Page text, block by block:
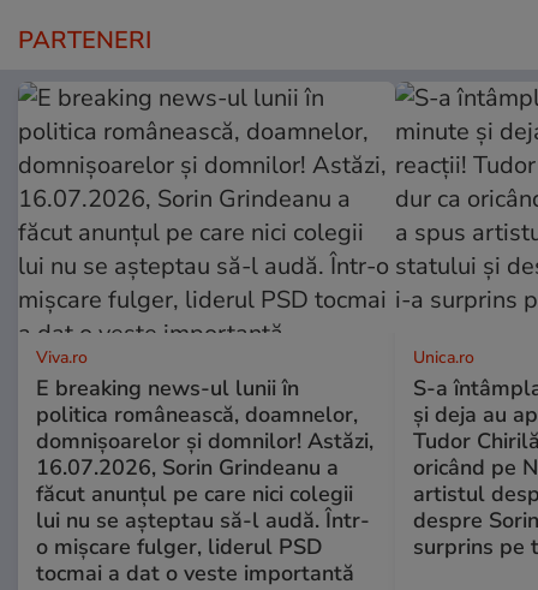
PARTENERI
Viva.ro
E breaking news-ul lunii în
politica românească, doamnelor,
domnișoarelor și domnilor! Astăzi,
16.07.2026, Sorin Grindeanu a
făcut anunțul pe care nici colegii
lui nu se așteptau să-l audă. Într-
o mișcare fulger, liderul PSD
tocmai a dat o veste importantă
Unica.ro
S-a
și deja au
Tudor
oricând pe
artistul
despre
surprins pe